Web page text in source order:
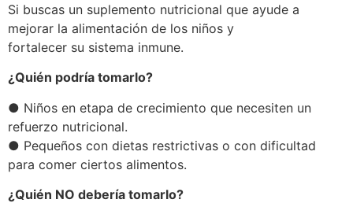
Si buscas un suplemento nutricional que ayude a
mejorar la alimentación de los niños y
fortalecer su sistema inmune.
¿Quién podría tomarlo?
● Niños en etapa de crecimiento que necesiten un
refuerzo nutricional.
● Pequeños con dietas restrictivas o con dificultad
para comer ciertos alimentos.
¿Quién NO debería tomarlo?